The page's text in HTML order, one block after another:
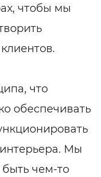
чтобы мы
что
обеспечивать
Мы
чем-то